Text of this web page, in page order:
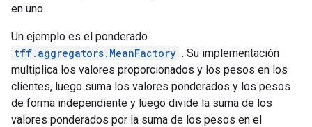
en uno.
Un ejemplo es el ponderado
tff.aggregators.MeanFactory . Su implementación
multiplica los valores proporcionados y los pesos en los
clientes, luego suma los valores ponderados y los pesos
de forma independiente y luego divide la suma de los
valores ponderados por la suma de los pesos en el